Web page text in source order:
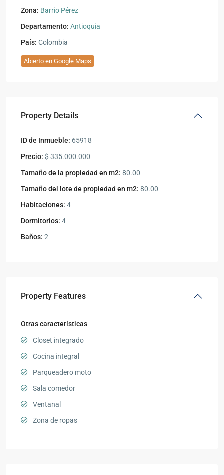
Zona: Barrio Pérez
Departamento: Antioquia
País: Colombia
Abierto en Google Maps
Property Details
ID de Inmueble: 65918
Precio: $ 335.000.000
Tamaño de la propiedad en m2: 80.00
Tamaño del lote de propiedad en m2: 80.00
Habitaciones: 4
Dormitorios: 4
Baños: 2
Property Features
Otras características
Closet integrado
Cocina integral
Parqueadero moto
Sala comedor
Ventanal
Zona de ropas